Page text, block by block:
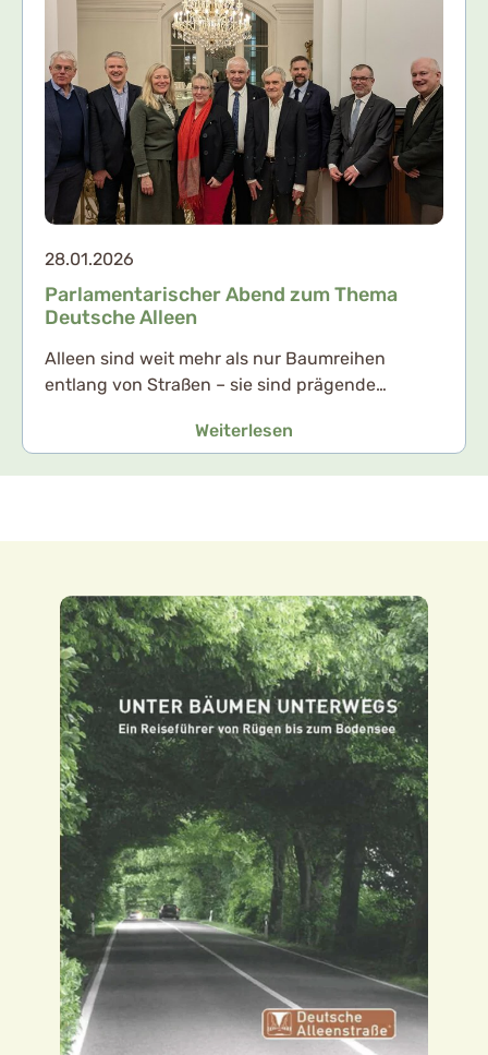
28.01.2026
Parlamentarischer Abend zum Thema
Deutsche Alleen
Alleen sind weit mehr als nur Baumreihen
entlang von Straßen – sie sind prägende…
Weiterlesen